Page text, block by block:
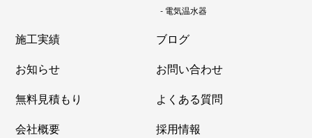
- 電気温水器
施工実績
ブログ
お知らせ
お問い合わせ
無料見積もり
よくある質問
会社概要
採用情報